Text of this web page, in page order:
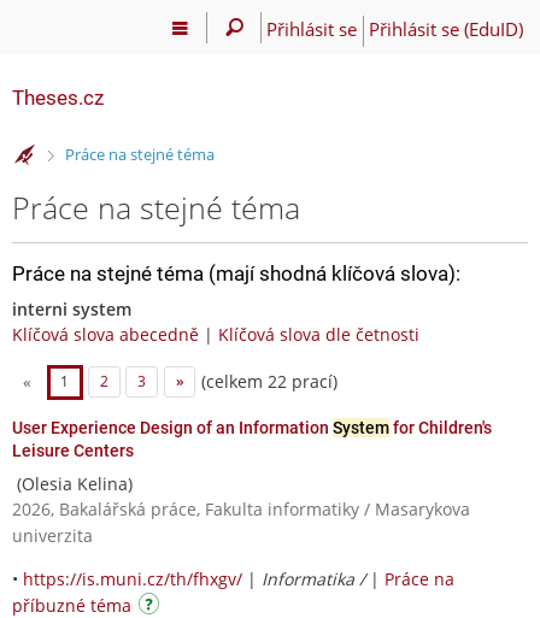
Přihlásit se Přihlásit se (EduID)
Theses.cz
>Práce na stejné téma
Práce na stejné téma
Práce na stejné téma (mají shodná klíčová slova):
interni system
Klíčová slova abecedně | Klíčová slova dle četnosti
« 1 2 3 » (celkem 22 prací)
User Experience Design of an Information Systemfor Children's
Leisure Centers
(Olesia Kelina)
2026, Bakalářská práce, Fakulta informatiky / Masarykova
univerzita
• https://is.muni.cz/th/fhxgv/ | Informatika / | Práce na
příbuzné téma